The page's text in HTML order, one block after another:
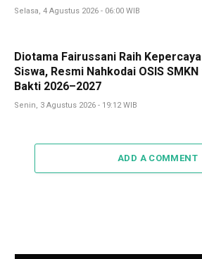
Selasa, 4 Agustus 2026 - 06:00 WIB
Diotama Fairussani Raih
Siswa, Resmi Nahkodai OSIS
Bakti 2026–2027
Senin, 3 Agustus 2026 - 19:12 WIB
ADD A COMMENT